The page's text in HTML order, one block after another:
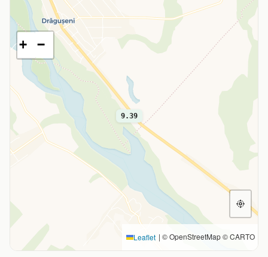
9.39
+ −
Leaflet | © OpenStreetMap © CARTO